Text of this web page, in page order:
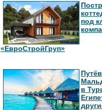
под
«ЕвроСтройГруп»
в